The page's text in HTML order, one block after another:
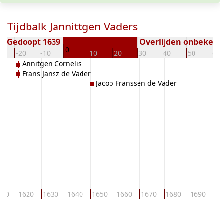
Tijdbalk Jannittgen Vaders
-20 -10 0 10 20 30 40 50
Gedoopt 1639 Overlijden
1620 1630 1640 1650 1660 1670 1680 1690
Annitgen Cornelis
Frans Jansz de Vader
Jacob Franssen de Vader